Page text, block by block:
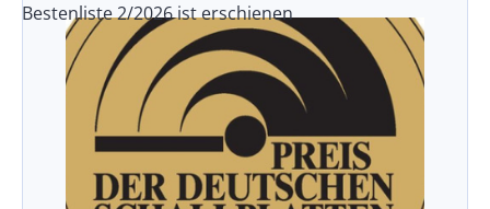
Bestenliste 2/2026 ist erschienen